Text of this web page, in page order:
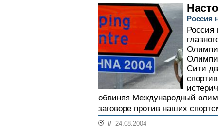
Россия
Россия
Сити
обвиняя Международный
заговоре против наших
// 24.08.2004